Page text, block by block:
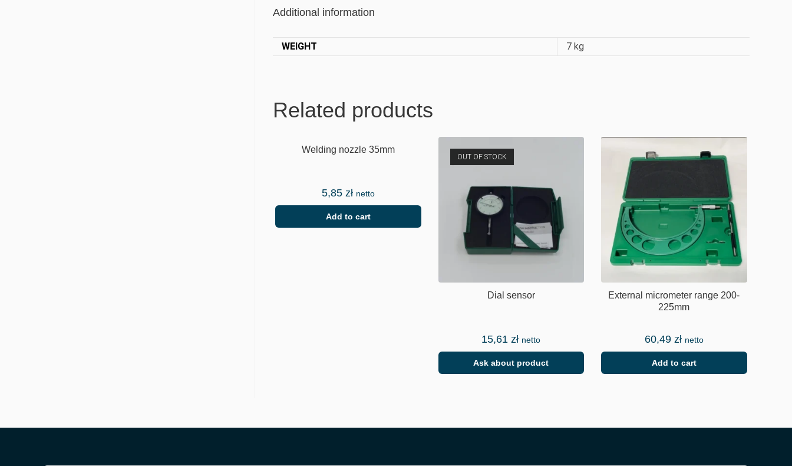
Additional information
WEIGHT 7 kg
Related products
Welding nozzle 35mm
5,85zł netto
Add to cart
OUT OF STOCK
Dial sensor
15,61zł netto
Ask about product
External micrometer range 200-
225mm
60,49 zł netto
Add to cart